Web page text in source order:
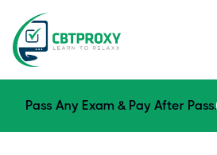
Pass Any Exam & Pay After Pass.